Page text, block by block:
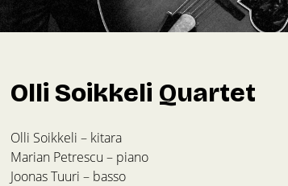
Olli Soikkeli Quartet
Olli Soikkeli – kitara
Marian Petrescu – piano
Joonas Tuuri – basso